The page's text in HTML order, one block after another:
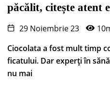
păcălit, citește atent
29 Noiembrie 23
Ciocolata a fost mult timp
ficatului. Dar experți în
nu mai